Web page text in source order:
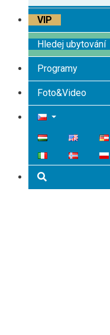
VIP
Hledej ubytování
Programy
Foto&Video